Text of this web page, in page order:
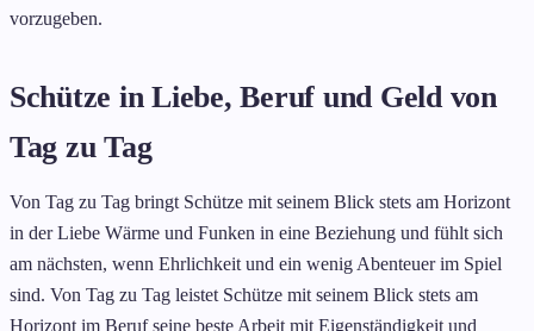
vorzugeben.
Schütze in Liebe, Beruf und Geld von
Tag zu Tag
Von Tag zu Tag bringt Schütze mit seinem Blick stets am Horizont
in der Liebe Wärme und Funken in eine Beziehung und fühlt sich
am nächsten, wenn Ehrlichkeit und ein wenig Abenteuer im Spiel
sind. Von Tag zu Tag leistet Schütze mit seinem Blick stets am
Horizont im Beruf seine beste Arbeit mit Eigenständigkeit und